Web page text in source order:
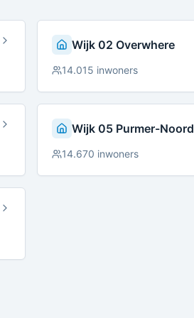
Wijk 02 Overwhere
14.015 inwoners
Wijk 05 Purmer-Noord
14.670 inwoners